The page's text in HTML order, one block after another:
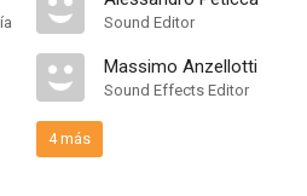
Sound Editor
Massimo Anzellotti
Sound Effects Editor
4 más